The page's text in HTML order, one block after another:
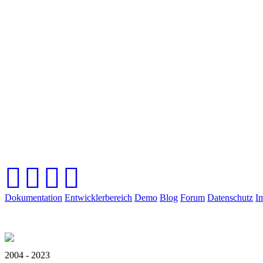
Dokumentation Entwicklerbereich Demo Blog Forum Datenschutz
2004 - 2023